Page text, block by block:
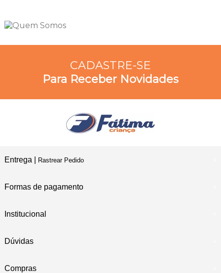
CADASTRE-SE
Para Receber Novidades
Entrega | Rastrear Pedido
Formas de pagamento
Institucional
Dúvidas
Compras